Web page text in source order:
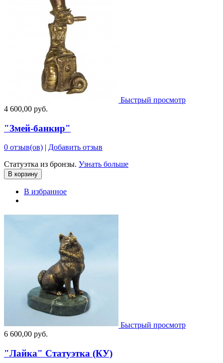
Быстрый просмотр
4 600,00 руб.
"Змей-банкир"
0 отзыв(ов) | Добавить отзыв
Статуэтка из бронзы. Узнать больше
В корзину
В избранное
Быстрый просмотр
6 600,00 руб.
"Лайка" Статуэтка (КУ)